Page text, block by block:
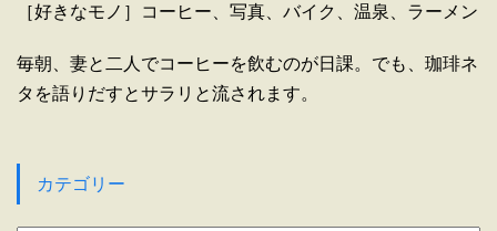
［好きなモノ］コーヒー、写真、バイク、温泉、ラーメン
毎朝、妻と二人でコーヒーを飲むのが日課。でも、珈琲ネ
タを語りだすとサラリと流されます。
カテゴリー